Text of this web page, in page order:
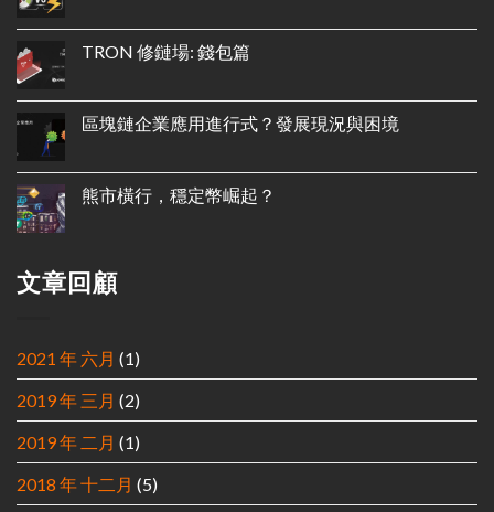
TRON 修鏈場: 錢包篇
區塊鏈企業應用進行式？發展現況與困境
熊市橫行，穩定幣崛起？
文章回顧
2021 年 六月 (1)
2019 年 三月 (2)
2019 年 二月 (1)
2018 年 十二月 (5)